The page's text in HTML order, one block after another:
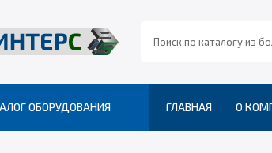
ОБОРУДОВАНИЯ ГЛАВНАЯ О